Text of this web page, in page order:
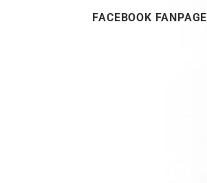
FACEBOOK FANPAGE